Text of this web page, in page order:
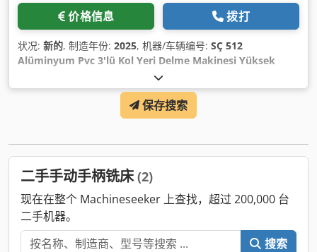
价格信息 拨打
状况: 新的, 制造年份: 2025, 机器/车辆编号: SÇ 512
Alüminyum Pvc 3'lü Kol Yeri Delme Makinesi Yüksek
保存搜索
二手手动手柄铣床(2)
现在在整个 Machineseeker 上查找，超过 200,000 台
二手机器。
搜索